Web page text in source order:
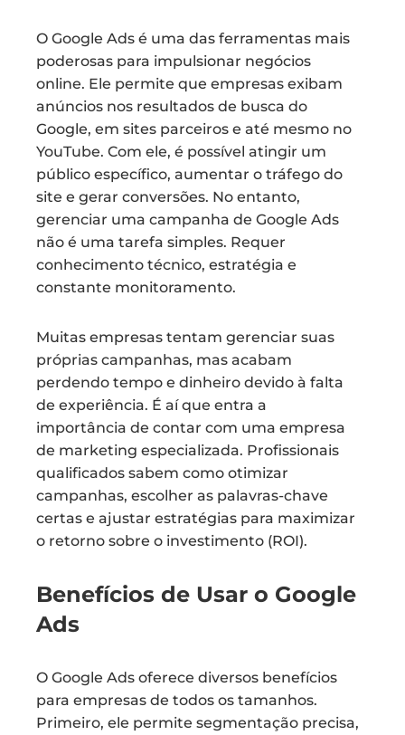
O Google Ads é uma das ferramentas mais
poderosas para impulsionar negócios
online. Ele permite que empresas exibam
anúncios nos resultados de busca do
Google, em sites parceiros e até mesmo no
YouTube. Com ele, é possível atingir um
público específico, aumentar o tráfego do
site e gerar conversões. No entanto,
gerenciar uma campanha de Google Ads
não é uma tarefa simples. Requer
conhecimento técnico, estratégia e
constante monitoramento.
Muitas empresas tentam gerenciar suas
próprias campanhas, mas acabam
perdendo tempo e dinheiro devido à falta
de experiência. É aí que entra a
importância de contar com uma empresa
de marketing especializada. Profissionais
qualificados sabem como otimizar
campanhas, escolher as palavras-chave
certas e ajustar estratégias para maximizar
o retorno sobre o investimento (ROI).
Benefícios de Usar o Google
Ads
O Google Ads oferece diversos benefícios
para empresas de todos os tamanhos.
Primeiro, ele permite segmentação precisa,